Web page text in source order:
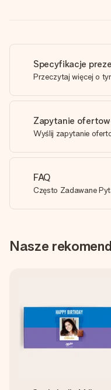
Specyfikacje
Przeczytaj więcej o
Zapytanie
Wyślij zapytanie
FAQ
Często Zadawane
Nasze